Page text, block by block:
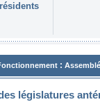
:
législatures